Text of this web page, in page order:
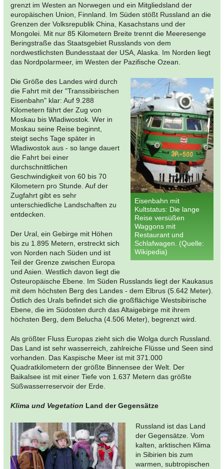
grenzt im Westen an Norwegen und ein Mitgliedsland der
europäischen Union, Finnland. Im Süden stößt Russland an die
Grenzen der Volksrepublik China, Kasachstans und der
Mongolei. Mit nur 85 Kilometern Breite trennt die Meeresenge
Beringstraße das Staatsgebiet Russlands von dem
nordwestlichsten Bundesstaat der USA, Alaska. Im Norden liegt
das Nordpolarmeer, im Westen der Pazifische Ozean.
Eisenbahn mit
Kultstatus: Die lange
Reise versüßen
Waggons mit
Restaurant und
Schlafwagen. (Quelle:
Wikipedia)
Die Größe des Landes wird durch
die Fahrt mit der "Transsibirischen
Eisenbahn" klar: Auf 9.288
Kilometern fährt der Zug von
Moskau bis Wladiwostok. Wer in
Moskau seine Reise beginnt,
steigt sechs Tage später in
Wladiwostok aus - so lange dauert
die Fahrt bei einer
durchschnittlichen
Geschwindigkeit von 60 bis 70
Kilometern pro Stunde. Auf der
Zugfahrt gibt es sehr
unterschiedliche Landschaften zu
entdecken.
Der Ural, ein Gebirge mit Höhen
bis zu 1.895 Metern, erstreckt sich
von Norden nach Süden und ist
Teil der Grenze zwischen Europa
und Asien. Westlich davon liegt die
Osteuropäische Ebene. Im Süden Russlands liegt der Kaukasus
mit dem höchsten Berg des Landes - dem Elbrus (5.642 Meter).
Östlich des Urals befindet sich die großflächige Westsibirische
Ebene, die im Südosten durch das Altaigebirge mit ihrem
höchsten Berg, dem Belucha (4.506 Meter), begrenzt wird.
Als größter Fluss Europas zieht sich die Wolga durch Russland.
Das Land ist sehr wasserreich, zahlreiche Flüsse und Seen sind
vorhanden. Das Kaspische Meer ist mit 371.000
Quadratkilometern der größte Binnensee der Welt. Der
Baikalsee ist mit einer Tiefe von 1.637 Metern das größte
Süßwasserreservoir der Erde.
Klima und Vegetation Land der Gegensätze
Russland ist das Land
der Gegensätze. Vom
kalten, arktischen Klima
in Sibirien bis zum
warmen, subtropischen